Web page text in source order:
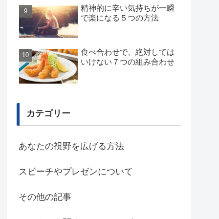
精神的に辛い気持ちが一瞬
で楽になる５つの方法
食べ合わせで、絶対しては
いけない７つの組み合わせ
カテゴリー
あなたの視野を広げる方法
スピーチやプレゼンについて
その他の記事